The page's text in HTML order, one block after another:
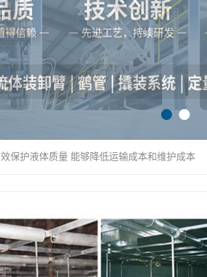
保护液体质量 能够降低运输成本和维护成本